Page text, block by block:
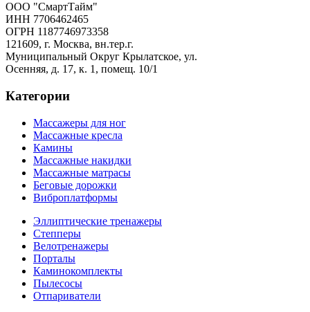
ООО "СмартТайм"
ИНН 7706462465
ОГРН 1187746973358
121609, г. Москва, вн.тер.г.
Муниципальный Округ Крылатское, ул.
Осенняя, д. 17, к. 1, помещ. 10/1
Категории
Массажеры для ног
Массажные кресла
Камины
Массажные накидки
Массажные матрасы
Беговые дорожки
Виброплатформы
Эллиптические тренажеры
Степперы
Велотренажеры
Порталы
Каминокомплекты
Пылесосы
Отпариватели